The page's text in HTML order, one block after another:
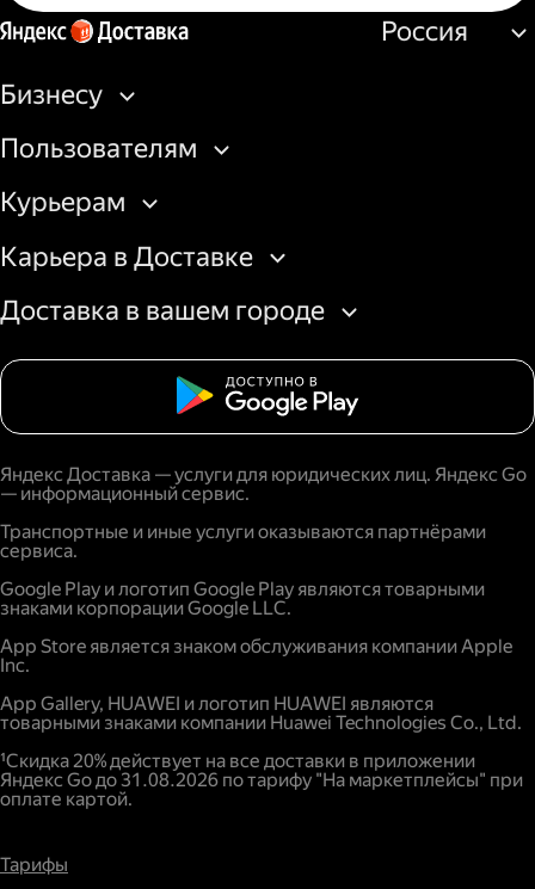
Оформите заявку на вывоз возврата в
личном кабинете маркетплейса. Товар
выдачи.
Создайте заказ на вывоз курьером в
бизнес-кабинете Яндекс Доставки или
через API.
товаров со склада площадки или
передайте курьеру штрихкод/QR-код на
получение из пункта выдачи.
Россия
Бизнесу
Пользователям
Курьерам
Карьера в Доставке
Доставка в вашем городе
Яндекс Доставка — услуги для юридических лиц. Яндекс Go
— информационный сервис.
Транспортные и иные услуги оказываются партнёрами
сервиса.
Google Play и логотип Google Play являются товарными
знаками корпорации Google LLC.
App Store является знаком обслуживания компании Apple
Inc.
App Gallery, HUAWEI и логотип HUAWEI являются
товарными знаками компании Huawei Technologies Co., Ltd.
¹Скидка 20% действует на все доставки в приложении
Яндекс Go до 31.08.2026 по тарифу "На маркетплейсы" при
оплате картой.
Тарифы